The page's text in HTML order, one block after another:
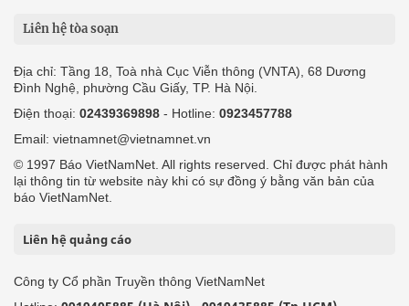
Liên hệ tòa soạn
Địa chỉ: Tầng 18, Toà nhà Cục Viễn thông (VNTA), 68 Dương
Đình Nghệ, phường Cầu Giấy, TP. Hà Nội.
Điện thoại: 02439369898 - Hotline: 0923457788
Email: vietnamnet@vietnamnet.vn
© 1997 Báo VietNamNet. All rights reserved. Chỉ được phát hành
lại thông tin từ website này khi có sự đồng ý bằng văn bản của
báo VietNamNet.
Liên hệ quảng cáo
Công ty Cổ phần Truyền thông VietNamNet